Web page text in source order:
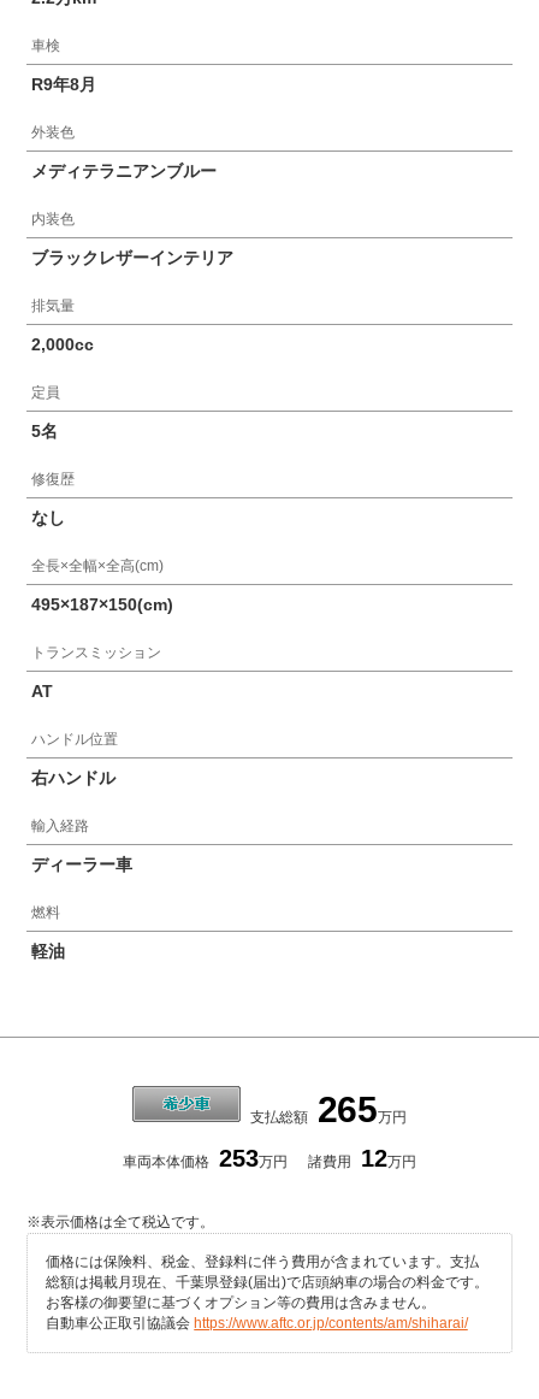
車検
R9年8月
外装色
メディテラニアンブルー
内装色
ブラックレザーインテリア
排気量
2,000cc
定員
5名
修復歴
なし
全長×全幅×全高(cm)
495×187×150(cm)
トランスミッション
AT
ハンドル位置
右ハンドル
輸入経路
ディーラー車
燃料
軽油
支払総額 265万円
車両本体価格 253万円 諸費用 12万円
※表示価格は全て税込です。
価格には保険料、税金、登録料に伴う費用が含まれています。支払
総額は掲載月現在、千葉県登録(届出)で店頭納車の場合の料金です。
お客様の御要望に基づくオプション等の費用は含みません。
自動車公正取引協議会 https://www.aftc.or.jp/contents/am/shiharai/